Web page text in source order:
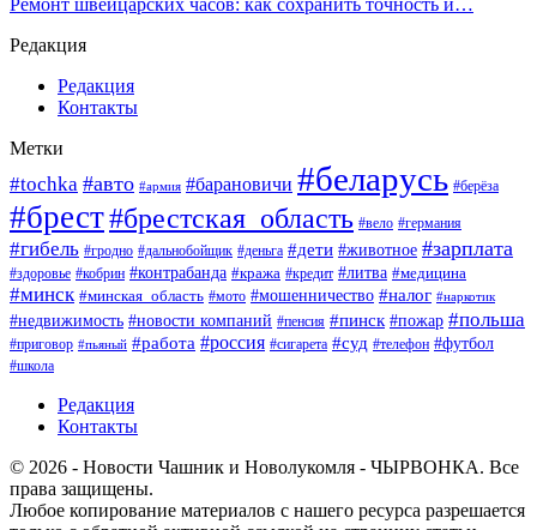
Ремонт швейцарских часов: как сохранить точность и…
Редакция
Редакция
Контакты
Метки
#tochka #авто #армия #барановичи #беларусь #берёза
#брест#брестская_область #вело #германия
#гибель #гродно #дальнобойщик #деньга #дети #животное #зарплата
#здоровье #кобрин #контрабанда #кража #кредит #литва #медицина
#минск #минская_область #мото #мошенничество #налог #наркотик
#недвижимость #новости компаний #пенсия #пинск #пожар #польша
#приговор #пьяный #работа #россия #сигарета #суд #телефон #футбол
#школа
Редакция
Контакты
© 2026 - Новости Чашник и Новолукомля - ЧЫРВОНКА. Все
права защищены.
Любое копирование материалов с нашего ресурса разрешается